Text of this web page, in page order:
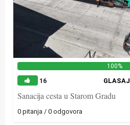
100%
16 GLASAJ
Sanacija cesta u Starom Gradu
0 pitanja / 0 odgovora